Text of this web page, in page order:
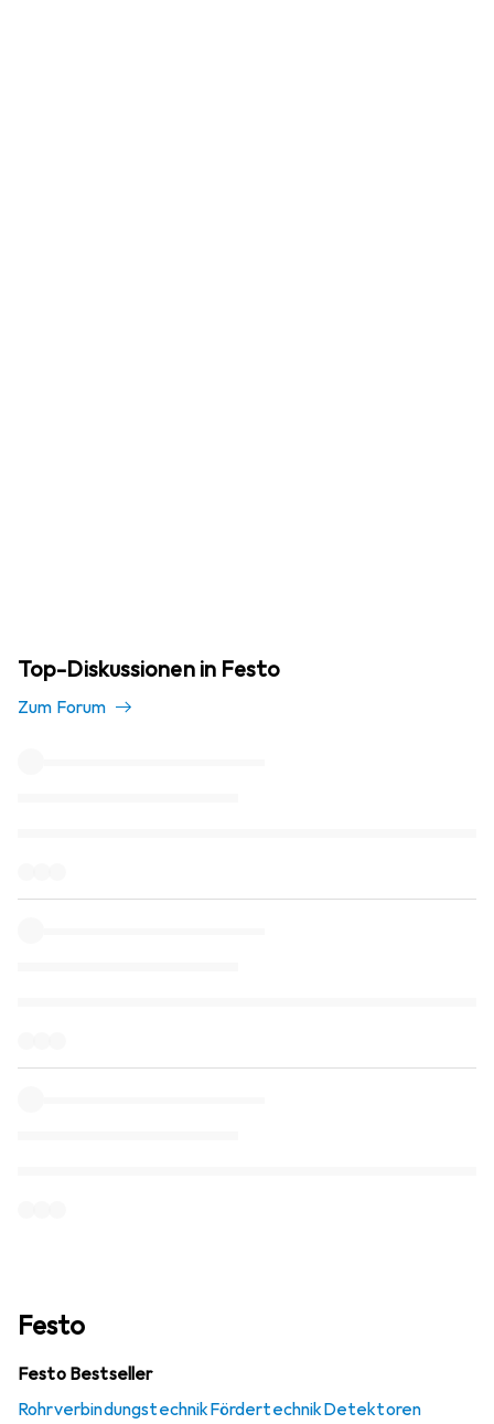
Top-Diskussionen in Festo
Zum Forum
Festo
Festo Bestseller
RohrverbindungstechnikFördertechnikDetektoren